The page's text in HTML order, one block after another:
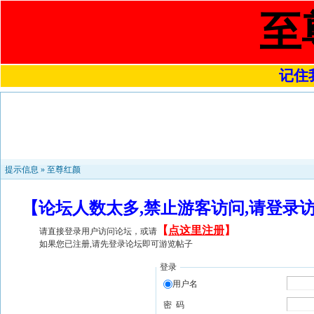
至
记住
提示信息 » 至尊红颜
【论坛人数太多,禁止游客访问,请登
请直接登录用户访问论坛，或请 【 点这里注册】
如果您已注册,请先登录论坛即可游览帖子
登录
用户名
密 码